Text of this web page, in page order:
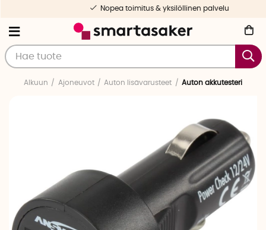
Nopea toimitus & yksilöllinen palvelu
Alkuun Ajoneuvot Auton lisävarusteet Auton akkutesteri